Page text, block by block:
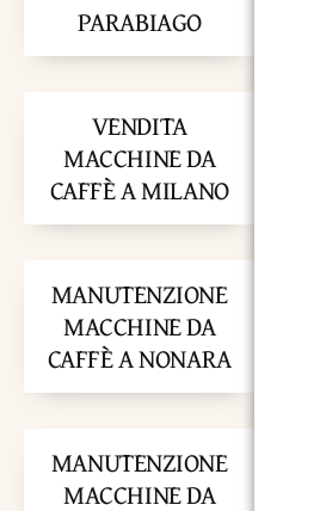
PARABIAGO
VENDITA
MACCHINE DA
CAFFÈ A MILANO
MANUTENZIONE
MACCHINE DA
CAFFÈ A NONARA
MANUTENZIONE
MACCHINE DA